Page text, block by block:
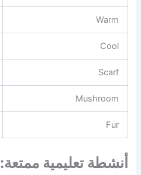
Warm
Cool
Scarf
Mushroom
Fur
أنشطة تعليمية ممتعة: